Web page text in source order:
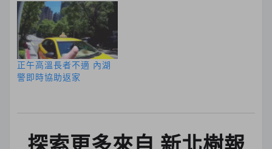
正午高溫長者不適 內湖
警即時協助返家
探索更多來自 新北樹報